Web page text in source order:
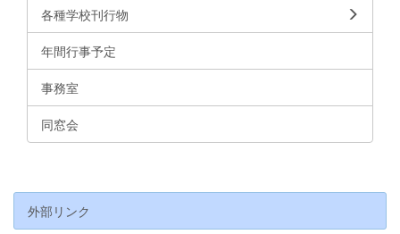
各種学校刊行物
年間行事予定
事務室
同窓会
外部リンク